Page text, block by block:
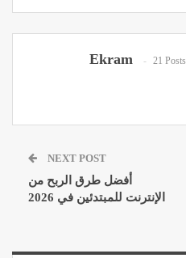
Ekram 21 Posts
NEXT POST
أفضل طرق الربح من
الإنترنت للمبتدئين في 2026